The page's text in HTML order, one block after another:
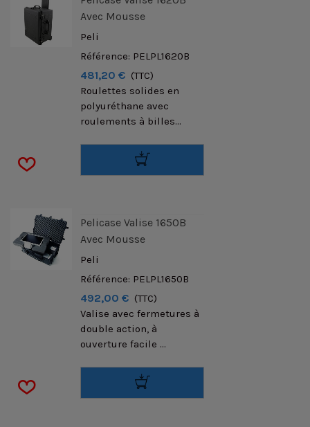
Avec Mousse
Peli
Référence: PELPL1620B
481,20 € (TTC)
Roulettes solides en
polyuréthane avec
roulements à billes...
Pelicase Valise 1650B
Avec Mousse
Peli
Référence: PELPL1650B
492,00 € (TTC)
Valise avec fermetures à
double action, à
ouverture facile ...